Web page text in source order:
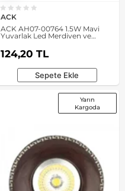
ACK
ACK AH07-00764 1.5W Mavi
Yuvarlak Led Merdiven ve
124,20 TL
Sepete Ekle
Yarın
Kargoda